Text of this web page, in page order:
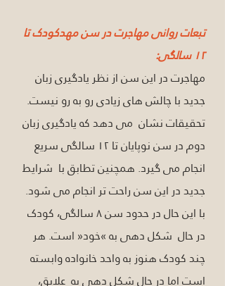
تبعات روانی مهاجرت در سن مهدکودک تا
۱۲ سالگی:
مهاجرت در این سن از نظر یادگیری زبان
جدید با چالش های زیادی رو به رو نیست.
تحقیقات نشان  می دهد که یادگیری زبان
دوم در سن نوپایان تا ۱۲ سالگی سریع
انجام می گیرد. همچنین تطابق با  شرایط
جدید در این سن راحت تر انجام می شود.
با این حال در حدود سن ۸ سالگی، کودک
در حال  شکل دهی به »خود« است. هر
چند کودک هنوز به واحد خانواده وابسته
است اما در حال شکل دهی به  علایق،